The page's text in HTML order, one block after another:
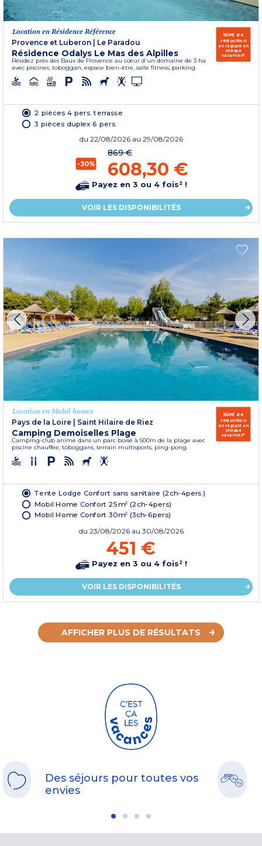
Location en Résidence Référence
Provence et Luberon | Le Paradou
Résidence Odalys Le Mas des Alpilles
Résidez près des Baux de Provence au cœur d'un domaine de 3 ha
avec piscines, toboggan, espace bien-être, salle fitness, parking.
150€ de
réduction
en réglant en
chèque
vacances*
2 pièces 4 pers. terrasse
3 pièces duplex 6 pers.
du 22/08/2026 au 29/08/2026
-30%
869 €
608,30 €
Payez en 3 ou 4 fois² !
VOIR LES DISPONIBILITÉS
Location en Mobil homes
Pays de la Loire | Saint Hilaire de Riez
Camping Demoiselles Plage
Camping-club animé dans un parc boisé à 500m de la plage avec
piscine chauffée, toboggans, terrain multisports, ping-pong.
150€ de
réduction
en réglant en
chèque
vacances*
Tente Lodge Confort sans sanitaire (2ch-4pers.)
Mobil Home Confort 25m² (2ch-4pers)
Mobil Home Confort 30m² (3ch-6pers)
du 23/08/2026 au 30/08/2026
451 €
Payez en 3 ou 4 fois² !
VOIR LES DISPONIBILITÉS
AFFICHER PLUS DE RÉSULTATS
Des séjours pour toutes vos
envies